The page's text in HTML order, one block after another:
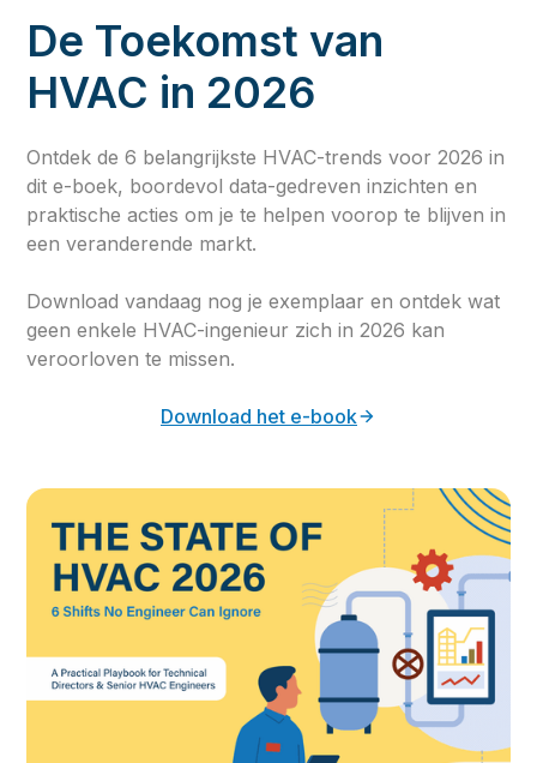
De Toekomst van
HVAC in 2026
Ontdek de 6 belangrijkste HVAC-trends voor 2026 in
dit e-boek, boordevol data-gedreven inzichten en
praktische acties om je te helpen voorop te blijven in
een veranderende markt.
Download vandaag nog je exemplaar en ontdek wat
geen enkele HVAC-ingenieur zich in 2026 kan
veroorloven te missen.
Download het e-book